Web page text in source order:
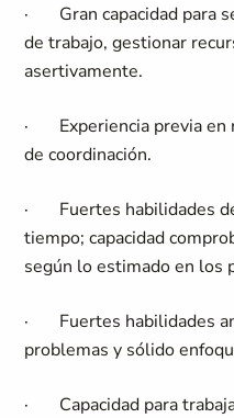
· Gran capacidad para
de trabajo, gestionar
asertivamente.
· Experiencia previa
de coordinación.
· Fuertes habilidades
tiempo; capacidad
según lo estimado en los
· Fuertes habilidades
problemas y sólido
· Capacidad para